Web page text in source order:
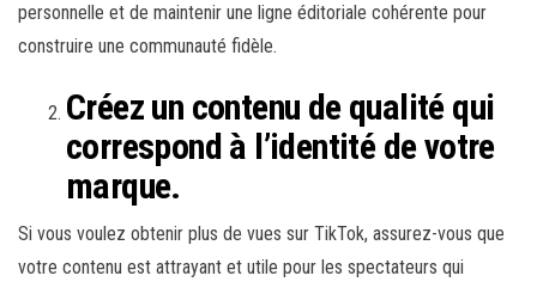
personnelle et de maintenir une ligne éditoriale cohérente pour
construire une communauté fidèle.
Créez un contenu de qualité qui
correspond à l’identité de votre
marque.
Si vous voulez obtenir plus de vues sur TikTok, assurez-vous que
votre contenu est attrayant et utile pour les spectateurs qui